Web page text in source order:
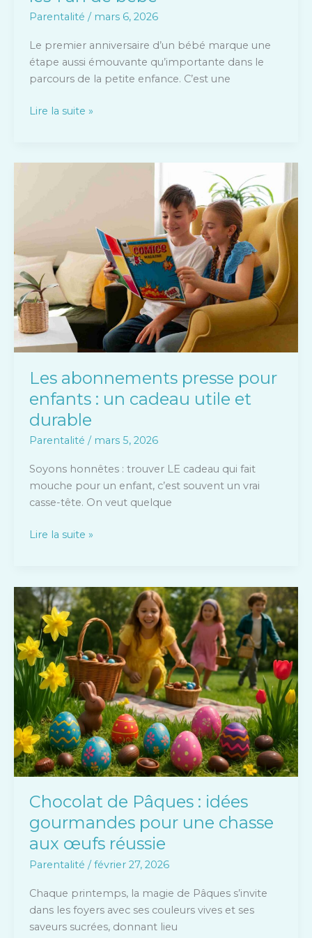
Parentalité / mars 6, 2026
Le premier anniversaire d’un bébé marque une
étape aussi émouvante qu’importante dans le
parcours de la petite enfance. C’est une
Lire la suite »
Les abonnements presse pour
enfants : un cadeau utile et
durable
Parentalité / mars 5, 2026
Soyons honnêtes : trouver LE cadeau qui fait
mouche pour un enfant, c’est souvent un vrai
casse-tête. On veut quelque
:
un
cadeau
utile
et
durable
Lire la suite »
Chocolat de Pâques : idées
gourmandes pour une chasse
aux œufs réussie
Parentalité /février 27, 2026
Chaque printemps, la magie de Pâques s’invite
dans les foyers avec ses couleurs vives et ses
saveurs sucrées, donnant lieu
Chocolat
de
Pâques
:
idées
gourmandes
pour
une
chasse
aux
œufs
réussie